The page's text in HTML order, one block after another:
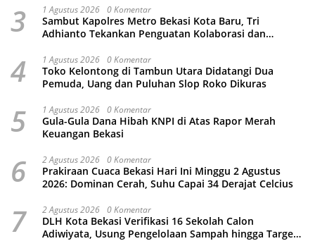
3 1 Agustus 2026 0 Komentar
Sambut Kapolres Metro Bekasi Kota Baru, Tri
Adhianto Tekankan Penguatan Kolaborasi dan
4 1 Agustus 2026 0 Komentar
Toko Kelontong di Tambun Utara Didatangi Dua
Pemuda, Uang dan Puluhan Slop Roko Dikuras
5 1 Agustus 2026 0 Komentar
Gula-Gula Dana Hibah KNPI di Atas Rapor Merah
Keuangan Bekasi
6 2 Agustus 2026 0 Komentar
Prakiraan Cuaca Bekasi Hari Ini Minggu 2 Agustus
2026: Dominan Cerah, Suhu Capai 34 Derajat Celcius
7 2 Agustus 2026 0 Komentar
DLH Kota Bekasi Verifikasi 16 Sekolah Calon
Adiwiyata, Usung Pengelolaan Sampah hingga Target